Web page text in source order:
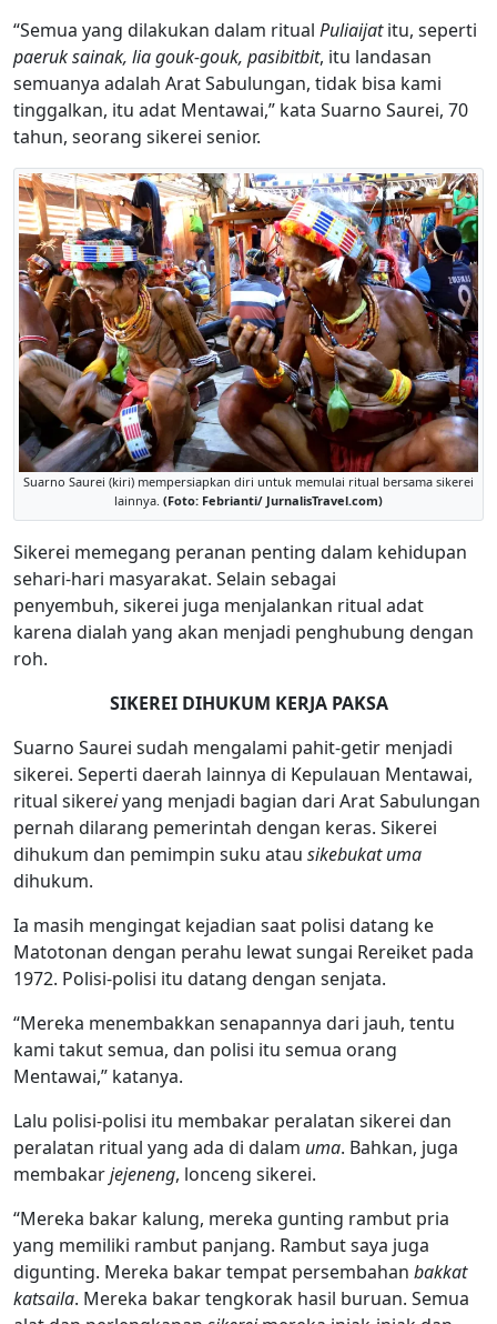
“Semua yang dilakukan dalam ritual Puliaijatitu, seperti
paeruk sainak, lia gouk-gouk, pasibitbit, itu landasan
semuanya adalah Arat Sabulungan, tidak bisa kami
tinggalkan, itu adat Mentawai,” kata Suarno Saurei, 70
tahun, seorang sikerei senior.
Suarno Saurei (kiri) mempersiapkan diri untuk memulai ritual bersama sikerei
lainnya. (Foto: Febrianti/ JurnalisTravel.com)
Sikerei memegang peranan penting dalam kehidupan
sehari-hari masyarakat. Selain sebagai
penyembuh, sikerei juga menjalankan ritual adat
karena dialah yang akan menjadi penghubung dengan
roh.
SIKEREI DIHUKUM KERJA PAKSA
Suarno Saurei sudah mengalami pahit-getir menjadi
sikerei. Seperti daerah lainnya di Kepulauan Mentawai,
ritual sikereiyang menjadi bagian dari Arat Sabulungan
pernah dilarang pemerintah dengan keras. Sikerei
dihukum dan pemimpin suku atau sikebukat uma
dihukum.
Ia masih mengingat kejadian saat polisi datang ke
Matotonan dengan perahu lewat sungai Rereiket pada
1972. Polisi-polisi itu datang dengan senjata.
“Mereka menembakkan senapannya dari jauh, tentu
kami takut semua, dan polisi itu semua orang
Mentawai,” katanya.
Lalu polisi-polisi itu membakar peralatan sikerei dan
peralatan ritual yang ada di dalam uma. Bahkan, juga
membakarjejeneng, lonceng sikerei.
“Mereka bakar kalung, mereka gunting rambut pria
yang memiliki rambut panjang. Rambut saya juga
digunting. Mereka bakar tempat persembahan bakkat
katsaila. Mereka bakar tengkorak hasil buruan. Semua